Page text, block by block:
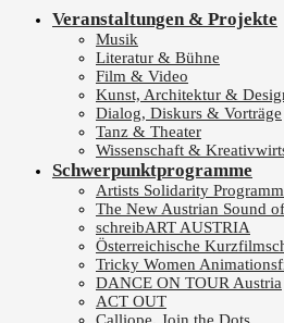
Veranstaltungen & Projekte
Musik
Literatur & Bühne
Film & Video
Kunst, Architektur &
Dialog, Diskurs & Vorträge
Tanz & Theater
Wissenschaft &
Schwerpunktprogramme
Artists Solidarity
The New Austrian Sound
schreibART AUSTRIA
Österreichische
Tricky Women
DANCE ON TOUR Austria
ACT OUT